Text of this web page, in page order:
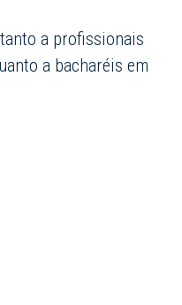
a profissionais
a bacharéis em